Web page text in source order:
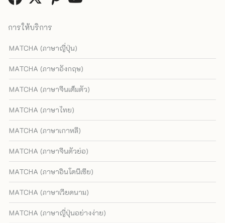
การให้บริการ
MATCHA (ภาษาญี่ปุ่น)
MATCHA (ภาษาอังกฤษ)
MATCHA (ภาษาจีนเต็มตัว)
MATCHA (ภาษาไทย)
MATCHA (ภาษาเกาหลี)
MATCHA (ภาษาจีนตัวย่อ)
MATCHA (ภาษาอินโดนีเซีย)
MATCHA (ภาษาเวียดนาม)
MATCHA (ภาษาญี่ปุ่นอย่างง่าย)